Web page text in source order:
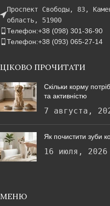
Проспект Свободы, 83,
область, 51900
Телефон:+38 (098) 301-36-90
Телефон:+38 (093) 065-27-14
ЦІКОВО ПРОЧИТАТИ
Скільки корму
та активністю
7 августа,
Як почистити зуби
16 июля, 2026
МЕНЮ